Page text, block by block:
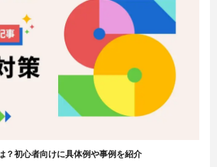
？初心者向けに具体例や事例を紹介